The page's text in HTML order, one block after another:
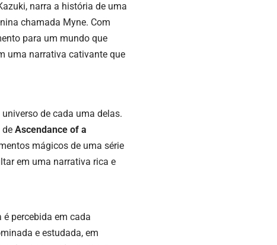
narra a história de uma
chamada Myne. Com
para um mundo que
uma narrativa cativante que
de cada uma delas.
de Ascendance of a
mágicos de uma série
em uma narrativa rica e
percebida em cada
e estudada, em